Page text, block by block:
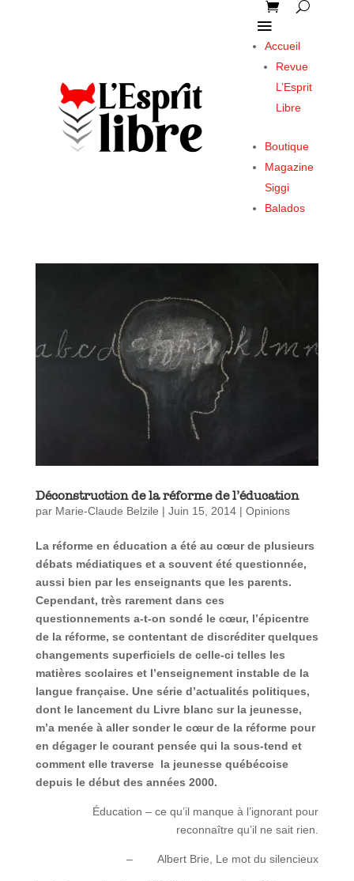
Accueil
Revue
L’Esprit
Libre
Boutique
Magazine
Siggi
Balados
Déconstruction de la réforme de l’éducation
par Marie-Claude Belzile | Juin 15, 2014| Opinions
La réforme en éducation a été au cœur de plusieurs
débats médiatiques et a souvent été questionnée,
aussi bien par les enseignants que les parents.
Cependant, très rarement dans ces
questionnements a-t-on sondé le cœur, l’épicentre
de la réforme, se contentant de discréditer quelques
changements superficiels de celle-ci telles les
matières scolaires et l’enseignement instable de la
langue française. Une série d’actualités politiques,
dont le lancement du Livre blanc sur la jeunesse,
m’a menée à aller sonder le cœur de la réforme pour
en dégager le courant pensée qui la sous-tend et
comment elle traverse la jeunesse québécoise
depuis le début des années 2000.
Éducation – ce qu’il manque à l’ignorant pour
reconnaître qu’il ne sait rien.
– Albert Brie, Le mot du silencieux